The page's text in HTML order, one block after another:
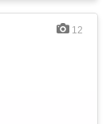
12